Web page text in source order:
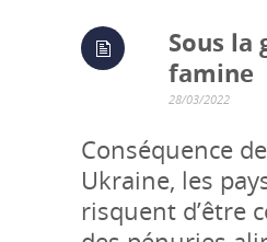
Sous la
famine
28/03/2022
Conséquence
Ukraine, les
risquent d’être